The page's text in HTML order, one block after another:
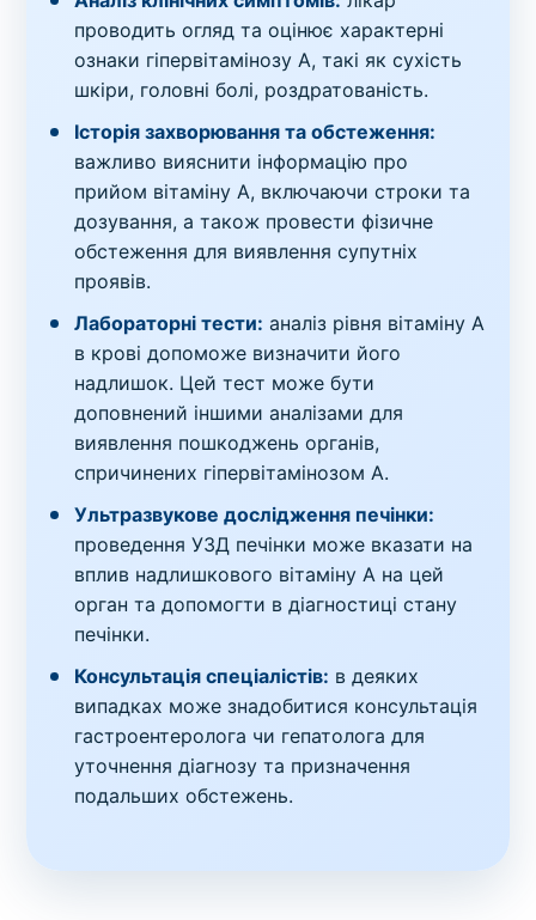
проводить огляд та оцінює характерні
ознаки гіпервітамінозу A, такі як сухість
шкіри, головні болі, роздратованість.
Історія захворювання та обстеження:
важливо вияснити інформацію про
прийом вітаміну A, включаючи строки та
дозування, а також провести фізичне
обстеження для виявлення супутніх
проявів.
Лабораторні тести: аналіз рівня вітаміну A
в крові допоможе визначити його
надлишок. Цей тест може бути
доповнений іншими аналізами для
виявлення пошкоджень органів,
спричинених гіпервітамінозом A.
Ультразвукове дослідження печінки:
проведення УЗД печінки може вказати на
вплив надлишкового вітаміну A на цей
орган та допомогти в діагностиці стану
печінки.
Консультація спеціалістів: в деяких
випадках може знадобитися консультація
гастроентеролога чи гепатолога для
уточнення діагнозу та призначення
подальших обстежень.